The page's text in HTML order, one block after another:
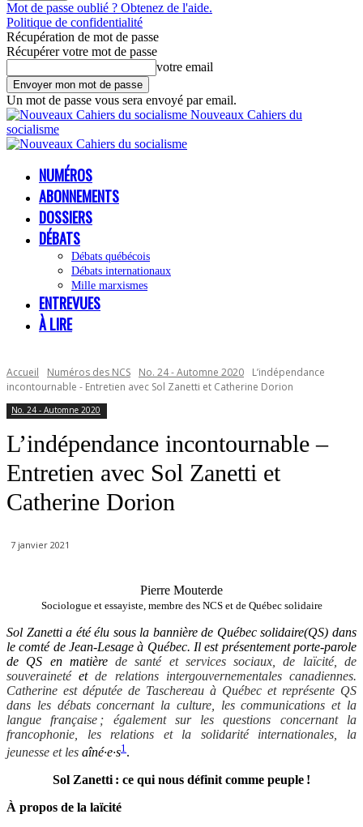
Mot de passe oublié ? Obtenez de l'aide.
Politique de confidentialité
Récupération de mot de passe
Récupérer votre mot de passe
votre email
Un mot de passe vous sera envoyé par email.
Nouveaux Cahiers du
socialisme
NUMÉROS
ABONNEMENTS
DOSSIERS
DÉBATS
Débats québécois
Débats internationaux
Mille marxismes
ENTREVUES
À LIRE
Accueil Numéros des NCS No. 24 - Automne 2020
L’indépendance
incontournable - Entretien avec Sol Zanetti et Catherine Dorion
No. 24 - Automne 2020
L’indépendance incontournable –
Entretien avec Sol Zanetti et
Catherine Dorion
7 janvier 2021
Pierre Mouterde
Sociologue et essayiste, membre des NCS et de Québec solidaire
Sol Zanetti a été élu sous la bannière de Québec solidaire(QS) dans
le comté de Jean-Lesage à Québec. Il est présentement porte-parole
de QS en matièrede santé et services sociaux, de
laïcité, de
souverainetéetde relations intergouvernementales canadiennes.
Catherine est députée de Taschereau à Québec et représente QS
dans les débats concernant la culture, les communications et la
langue française ; également sur les questions concernant la
francophonie, les relations et la solidarité internationales, la
jeunesse et les aîné·e·s1.
Sol Zanetti : ce qui nous définit comme peuple !
À propos de la laïcité